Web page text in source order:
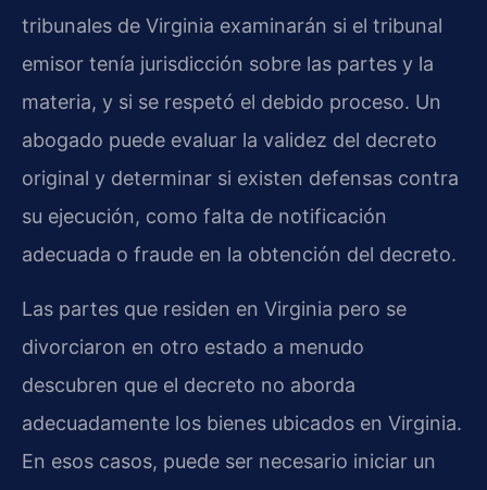
tribunales de Virginia examinarán si el tribunal
emisor tenía jurisdicción sobre las partes y la
materia, y si se respetó el debido proceso. Un
abogado puede evaluar la validez del decreto
original y determinar si existen defensas contra
su ejecución, como falta de notificación
adecuada o fraude en la obtención del decreto.
Las partes que residen en Virginia pero se
divorciaron en otro estado a menudo
descubren que el decreto no aborda
adecuadamente los bienes ubicados en Virginia.
En esos casos, puede ser necesario iniciar un